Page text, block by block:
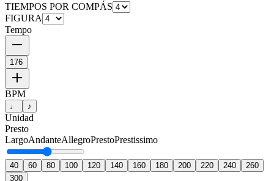
TIEMPOS POR COMPÁS
FIGURA
Tempo
176
BPM
♩ ♪
Unidad
Presto
LargoAndanteAllegroPrestoPrestissimo
40 60 80 100 120 140 160 180 200 220 240
260
300